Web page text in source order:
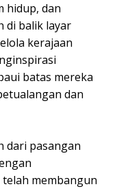
hidup, dan
di balik layar
kerajaan
batas mereka
dan
dari pasangan
membangun